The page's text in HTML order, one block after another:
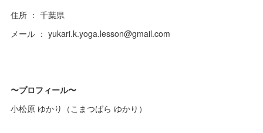
住所 ： 千葉県
メール ： yukari.k.yoga.lesson@gmail.com
〜プロフィール〜
小松原 ゆかり（こまつばら ゆかり）